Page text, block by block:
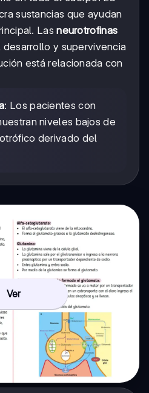
sustancias que ayudan
Lasneurotrofinas
desarrollo y supervivencia
está relacionada con
: Los pacientes con
niveles bajos de
derivado del
Ver